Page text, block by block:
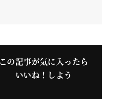
この記事が気に入ったら
いいね！しよう